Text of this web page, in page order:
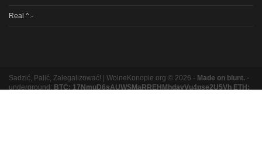
Real ^.-
Sadzić, Palić, Zalegalizować! | WolneKonopie.org © 2026 - Made on blunt. -
underground: BTC: 17NmuD6sAUWSMaRREHMhdavVu4pse2U5Vh ETH: